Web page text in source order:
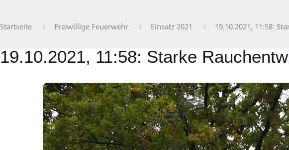
Startseite Freiwillige Feuerwehr Einsatz 2021 19.10.2021, 11:58:
19.10.2021, 11:58: Starke